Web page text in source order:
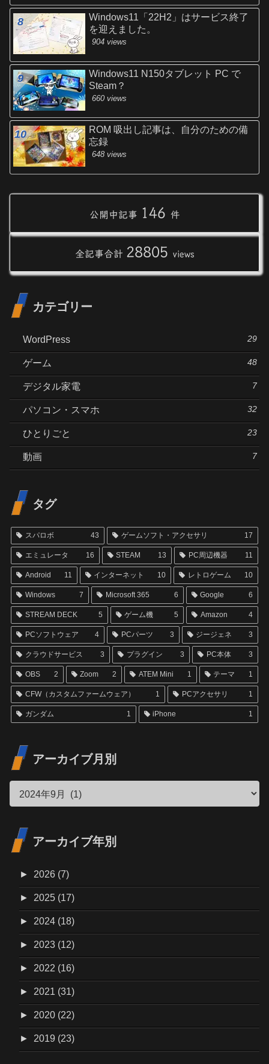
Windows11「22H2」はサービス終了
を迎えました。
904 views
Windows11 N150タブレット PC で
Steam？
660 views
ROM 吸出し記事は、自分のための備
忘録
648 views
公開中記事 146 件
全記事合計 28805 views
カテゴリー
WordPress 29
ゲーム 48
デジタル家電 7
パソコン・スマホ 32
ひとりごと 23
動画 7
タグ
スパロボ 43 ゲームソフト・アクセサリ 17
エミュレータ 16 STEAM 13 PC周辺機器 11
Android 11 インターネット 10 レトロゲーム 10
Windows 7 Microsoft 365 6 Google 6
STREAM DECK 5 ゲーム機 5 Amazon 4
PCソフトウェア 4 PCパーツ 3 ジージェネ 3
クラウドサービス 3 プラグイン 3 PC本体 3
OBS 2 Zoom 2 ATEM Mini 1 テーマ 1
CFW（カスタムファームウェア） 1 PCアクセサリ 1
ガンダム 1 iPhone 1
アーカイブ月別
アーカイブ年別
► 2026 (7)
► 2025 (17)
► 2024 (18)
► 2023 (12)
► 2022 (16)
► 2021 (31)
► 2020 (22)
► 2019 (23)